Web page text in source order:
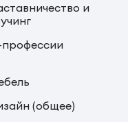
и
профессии
(общее)